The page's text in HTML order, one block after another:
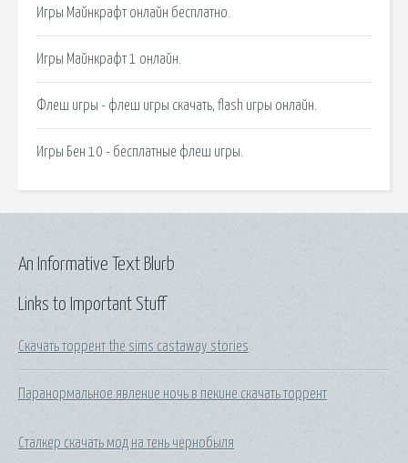
Игры Майнкрафт онлайн бесплатно.
Игры Майнкрафт 1 онлайн.
Флеш игры - флеш игры скачать, flash игры онлайн.
Игры Бен 10 - бесплатные флеш игры.
Links to Important Stuff
Скачать торрент the sims castaway stories
Паранормальное явление ночь в пекине скачать торрент
Сталкер скачать мод на тень чернобыля
An Informative Text Blurb